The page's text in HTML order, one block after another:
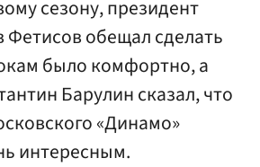
сезону, президент
Фетисов обещал сделать
было комфортно, а
Барулин сказал, что
«Динамо»
интересным.